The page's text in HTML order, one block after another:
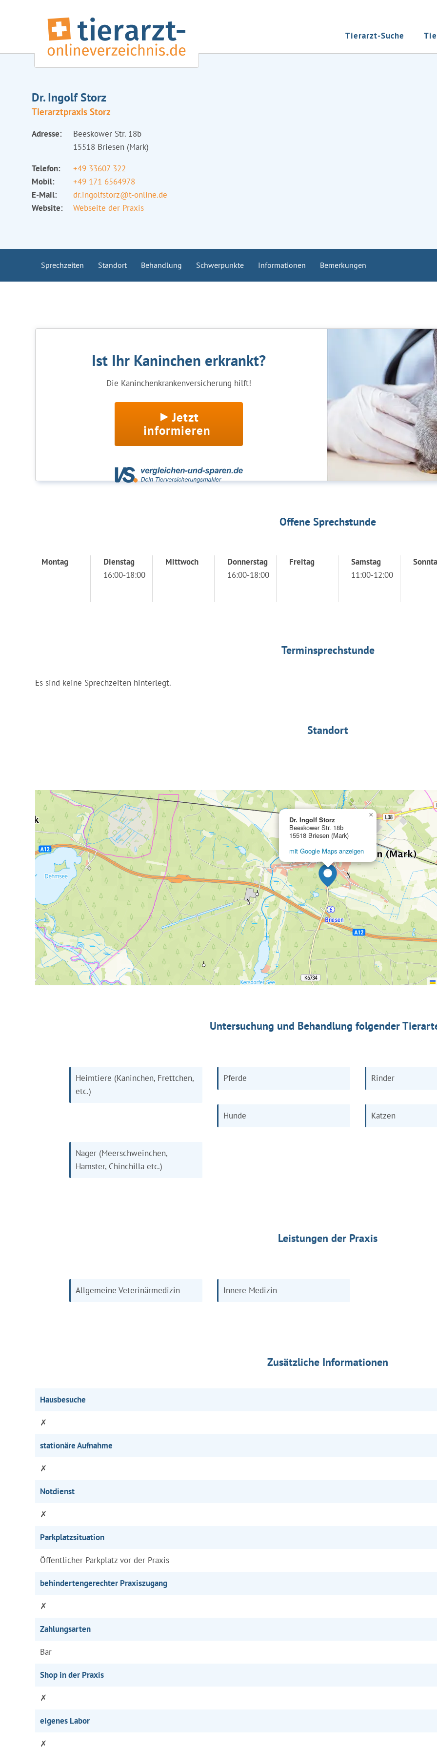
Tierarzt-Suche
Dr. Ingolf Storz
Tierarztpraxis Storz
Adresse:
Beeskower Str. 18b
15518 Briesen (Mark)
Telefon:
+49 33607 322
Mobil:
+49 171 6564978
E-Mail:
dr.ingolfstorz@t-online.de
Website:
Webseite der Praxis
Sprechzeiten Standort Behandlung Schwerpunkte Informationen Bemerkungen
Ist Ihr Kaninchen erkrankt?
Die Kaninchenkrankenversicherung hilft!
Jetzt
informieren
Offene Sprechstunde
Montag
Dienstag
16:00-18:00
Mittwoch
Donnerstag
16:00-18:00
Freitag
Samstag
11:00-12:00
Terminsprechstunde
Es sind keine Sprechzeiten hinterlegt.
Standort
Dr. Ingolf Storz
Beeskower Str. 18b
15518 Briesen (Mark)
mit Google Maps anzeigen
×
Untersuchung und Behandlung folgender
Heimtiere (Kaninchen, Frettchen,
etc.)
Pferde Rinder
Hunde Katzen
Nager (Meerschweinchen,
Hamster, Chinchilla etc.)
Leistungen der Praxis
Allgemeine Veterinärmedizin Innere Medizin
Zusätzliche Informationen
Hausbesuche
✗
stationäre Aufnahme
✗
Notdienst
✗
Parkplatzsituation
Öffentlicher Parkplatz vor der Praxis
behindertengerechter Praxiszugang
✗
Zahlungsarten
Bar
Shop in der Praxis
✗
eigenes Labor
✗